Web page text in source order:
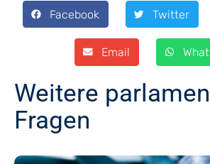
Facebook Twitter
Email
Weitere
Fragen